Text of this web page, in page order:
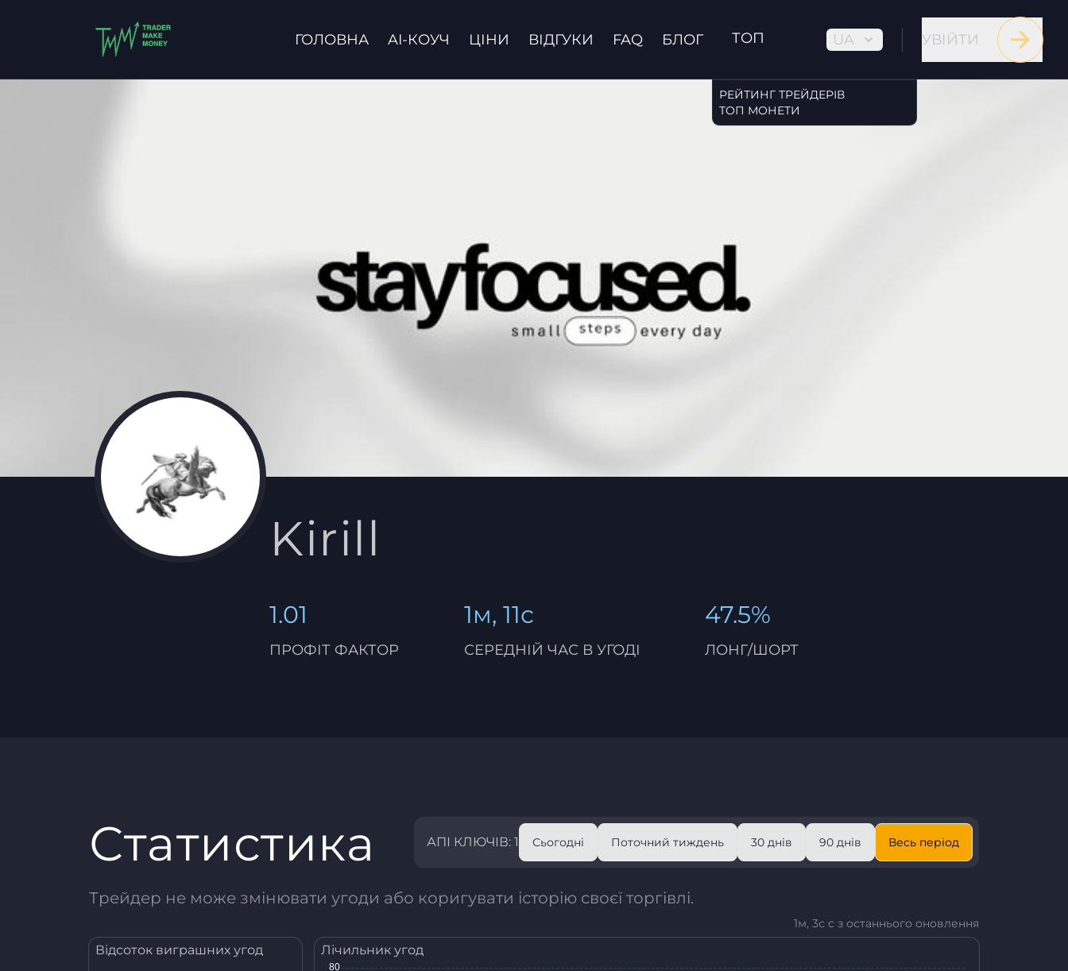
ГОЛОВНА AI-КОУЧ ЦІНИ ВІДГУКИ FAQ БЛОГ ТОП
РЕЙТИНГ ТРЕЙДЕРІВ
ТОП МОНЕТИ
UA УВІЙТИ
Kirill
1.01
ПРОФІТ ФАКТОР
1м, 11с
СЕРЕДНІЙ ЧАС В УГОДІ
47.5%
ЛОНГ/ШОРТ
Статистика АПІ КЛЮЧІВ: 1 Сьогодні Поточний тиждень 30 днів 90 днів Весь період
Трейдер не може змінювати угоди або коригувати історію своєї торгівлі.
1м, 3с с з останнього оновлення
Відсоток виграшних угод Лічильник угод